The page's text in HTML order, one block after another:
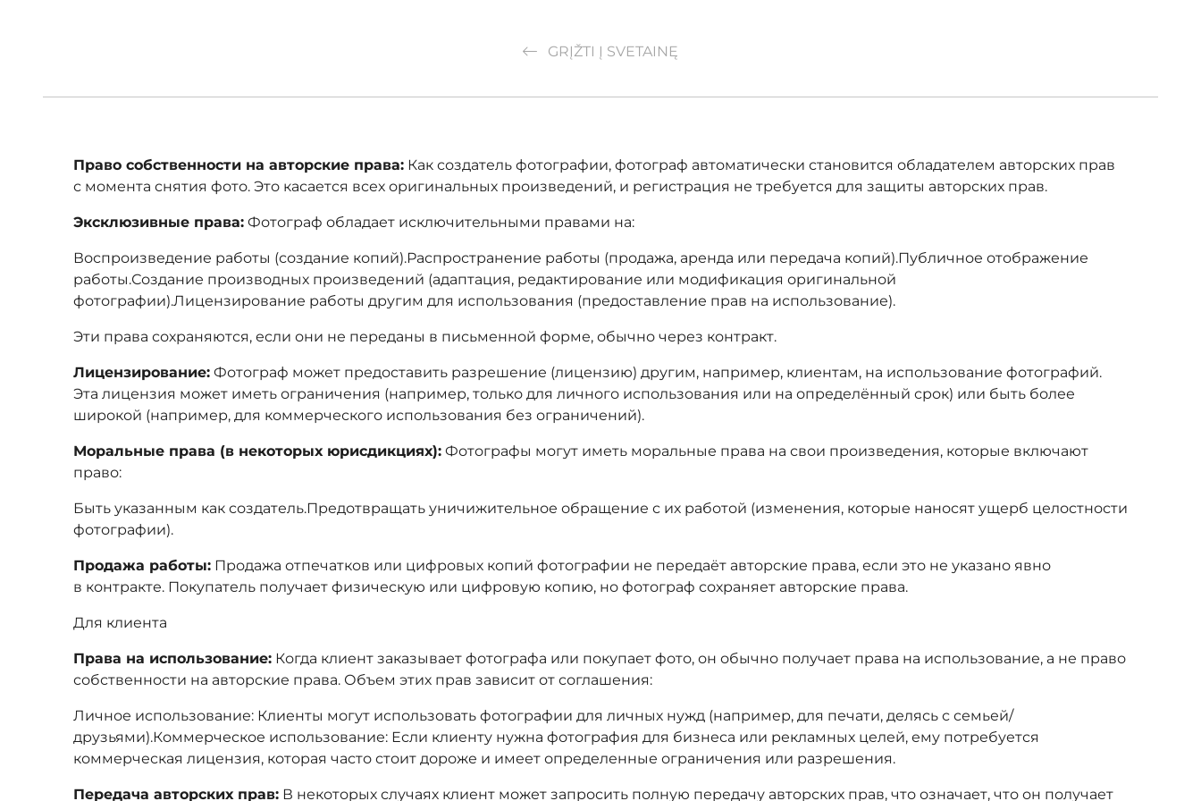
GRĮŽTI Į SVETAINĘ
Право собственности на авторские права: Как создатель фотографии, фотограф автоматически становится обладателем авторских прав
с момента снятия фото. Это касается всех оригинальных произведений, и регистрация не требуется для защиты авторских прав.
Эксклюзивные права: Фотограф обладает исключительными правами на:
Воспроизведение работы (создание копий).Распространение работы (продажа, аренда или передача копий).Публичное отображение
работы.Создание производных произведений (адаптация, редактирование или модификация оригинальной
фотографии).Лицензирование работы другим для использования (предоставление прав на использование).
Эти права сохраняются, если они не переданы в письменной форме, обычно через контракт.
Лицензирование: Фотограф может предоставить разрешение (лицензию) другим, например, клиентам, на использование фотографий.
Эта лицензия может иметь ограничения (например, только для личного использования или на определённый срок) или быть более
широкой (например, для коммерческого использования без ограничений).
Моральные права (в некоторых юрисдикциях): Фотографы могут иметь моральные права на свои произведения, которые включают
право:
Быть указанным как создатель.Предотвращать уничижительное обращение с их работой (изменения, которые наносят ущерб целостности
фотографии).
Продажа работы: Продажа отпечатков или цифровых копий фотографии не передаёт авторские права, если это не указано явно
в контракте. Покупатель получает физическую или цифровую копию, но фотограф сохраняет авторские права.
Для клиента
Права на использование: Когда клиент заказывает фотографа или покупает фото, он обычно получает права на использование, а не право
собственности на авторские права. Объем этих прав зависит от соглашения:
Личное использование: Клиенты могут использовать фотографии для личных нужд (например, для печати, делясь с семьей/
друзьями).Коммерческое использование: Если клиенту нужна фотография для бизнеса или рекламных целей, ему потребуется
коммерческая лицензия, которая часто стоит дороже и имеет определенные ограничения или разрешения.
Передача авторских прав: В некоторых случаях клиент может запросить полную передачу авторских прав, что означает, что он получает